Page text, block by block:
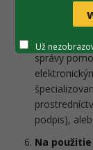
Služba
potrebné
správy
podpis),
Na
Už